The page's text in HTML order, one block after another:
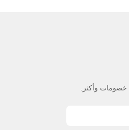
وأكثر.